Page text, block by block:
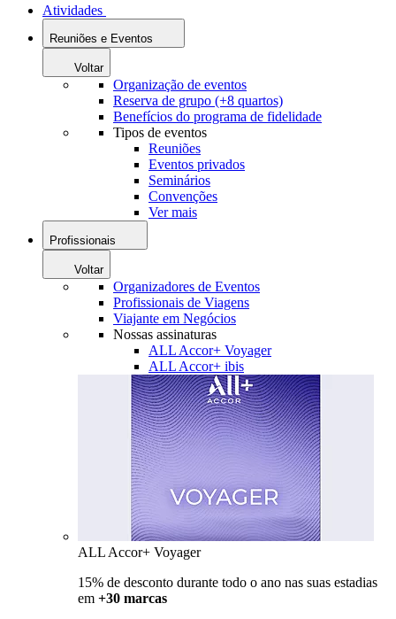
Atividades
Reuniões e Eventos
Voltar
Organização de eventos
Reserva de grupo (+8 quartos)
Benefícios do programa de fidelidade
Tipos de eventos
Reuniões
Eventos privados
Seminários
Convenções
Ver mais
Profissionais
Voltar
Organizadores de Eventos
Profissionais de Viagens
Viajante em Negócios
Nossas assinaturas
ALL Accor+ Voyager
ALL Accor+ ibis
ALL Accor+ Voyager
15% de desconto durante todo o ano nas suas estadias
em +30 marcas